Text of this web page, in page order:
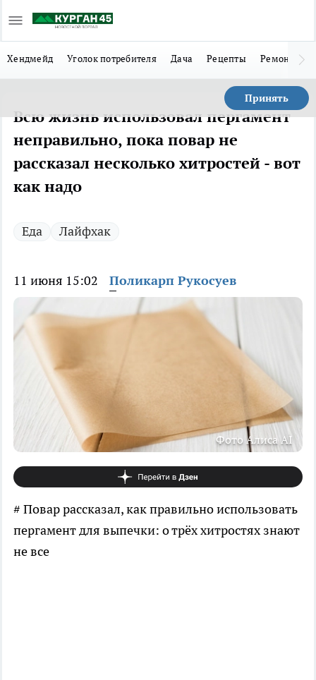
Хендмейд Уголок потребителя Дача Рецепты Ремонт
Принять
Всю жизнь использовал пергамент
неправильно, пока повар не
рассказал несколько хитростей - вот
как надо
Еда Лайфхак
11 июня 15:02 Поликарп Рукосуев
Фото Алиса AI
# Повар рассказал, как правильно использовать
пергамент для выпечки: о трёх хитростях знают
не все